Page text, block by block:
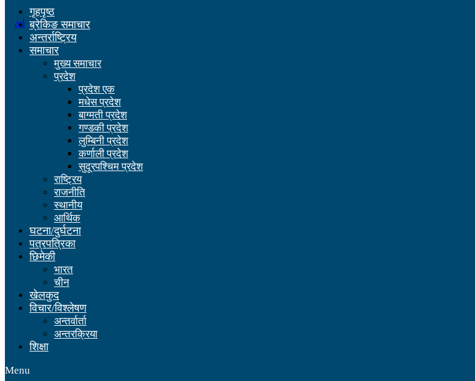
गृहपृष्ठ
ब्रेकिङ समाचार
अन्तर्राष्ट्रिय
समाचार
मुख्य समाचार
प्रदेश
प्रदेश एक
मधेस प्रदेश
बाग्मती प्रदेश
गण्डकी प्रदेश
लुम्बिनी प्रदेश
कर्णाली प्रदेश
सुदूरपश्चिम प्रदेश
राष्ट्रिय
राजनीति
स्थानीय
आर्थिक
घटना/दुर्घटना
पत्रपत्रिका
छिमेकी
भारत
चीन
खेलकुद
विचार/विश्लेषण
अन्तर्वार्ता
अन्तरक्रिया
शिक्षा
Menu